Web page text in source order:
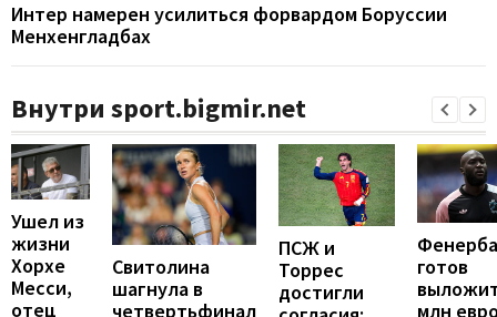
Интер намерен усилиться форвардом Боруссии
Менхенгладбах
Внутри sport.bigmir.net
Ушел из
жизни
Хорхе
Месси,
отец
Свитолина
шагнула в
четвертьфинал
ПСЖ и
Торрес
достигли
готов
млн